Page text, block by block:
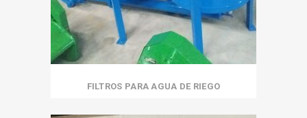
FILTROS PARA AGUA DE RIEGO